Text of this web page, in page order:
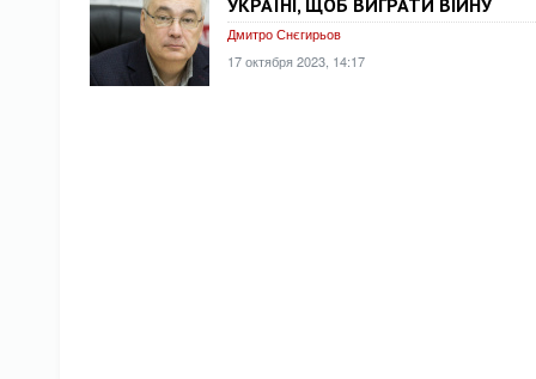
УКРАЇНІ, ЩОБ ВИГРАТИ ВІЙНУ
Дмитро Снєгирьов
17 октября 2023, 14:17